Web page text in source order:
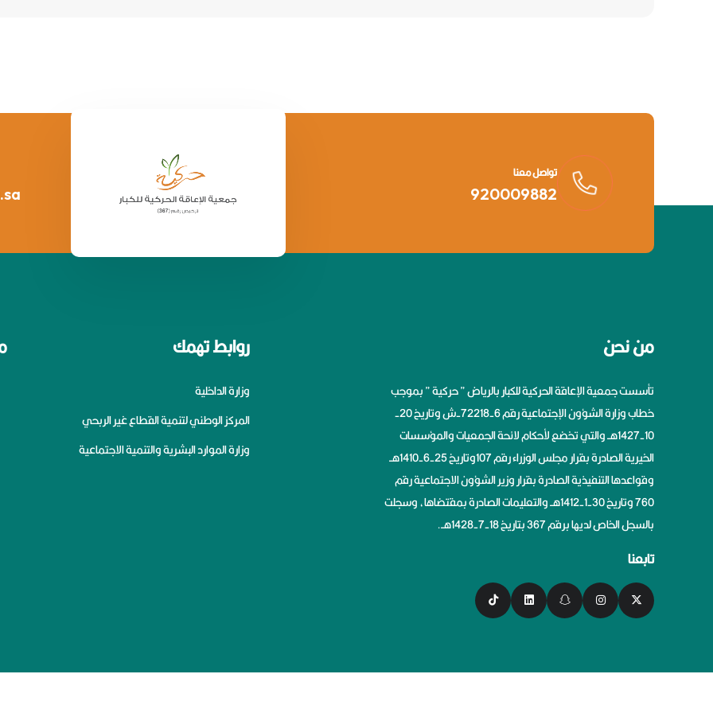
تواصل معنا
920009882
من نحن
تأسست جمعية الإعاقة الحركية للكبار بالرياض ” حركية ” بموجب
خطاب وزارة الشؤون الإجتماعية رقم 6-72218-ش وتاريخ 20-
10-1427هــ والتي تخضع لأحكام لائحة الجمعيات والمؤسسات
الخيرية الصادرة بقرار مجلس الوزراء رقم 107وتاريخ 25-6-1410هــ
وقواعدها التنفيذية الصادرة بقرار وزير الشؤون الاجتماعية رقم
760 وتاريخ 30-1-1412هــ والتعليمات الصادرة بمقتضاها، وسجلت
بالسجل الخاص لديها برقم 367 بتاريخ 18-7-1428هــ.
تابعنا
روابط تهمك
وزارة الداخلية
المركز الوطني لتنمية القطاع غير الربحي
وزارة الموارد البشرية والتنمية الاجتماعية